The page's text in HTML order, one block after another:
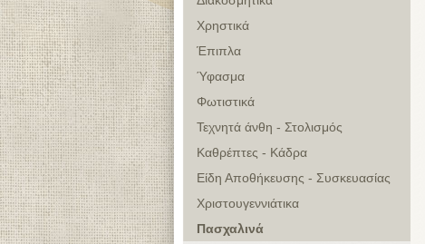
Χρηστικά
Έπιπλα
Ύφασμα
Φωτιστικά
Τεχνητά άνθη - Στολισμός
Καθρέπτες - Κάδρα
Είδη Αποθήκευσης - Συσκευασίας
Χριστουγεννιάτικα
Πασχαλινά